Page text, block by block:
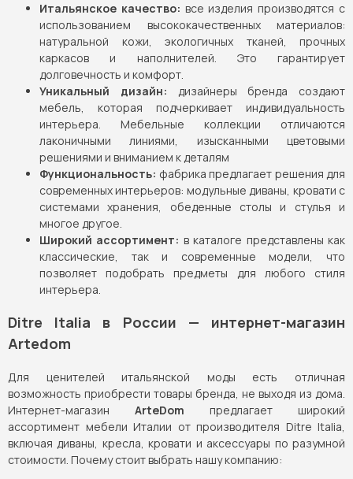
Итальянское качество: все изделия производятся с
использованием высококачественных материалов:
натуральной кожи, экологичных тканей, прочных
каркасов и наполнителей. Это гарантирует
долговечность и комфорт.
Уникальный дизайн: дизайнеры бренда создают
мебель, которая подчеркивает индивидуальность
интерьера. Мебельные коллекции отличаются
лаконичными линиями, изысканными цветовыми
решениями и вниманием к деталям
Функциональность: фабрика предлагает решения для
современных интерьеров: модульные диваны, кровати с
системами хранения, обеденные столы и стулья и
многое другое.
Широкий ассортимент: в каталоге представлены как
классические, так и современные модели, что
позволяет подобрать предметы для любого стиля
интерьера.
Ditre Italia в России — интернет-магазин
Artedom
Для ценителей итальянской моды есть отличная
возможность приобрести товары бренда, не выходя из дома.
Интернет-магазин ArteDom предлагает широкий
ассортимент мебели Италии от производителя Ditre Italia,
включая диваны, кресла, кровати и аксессуары по разумной
стоимости. Почему стоит выбрать нашу компанию: